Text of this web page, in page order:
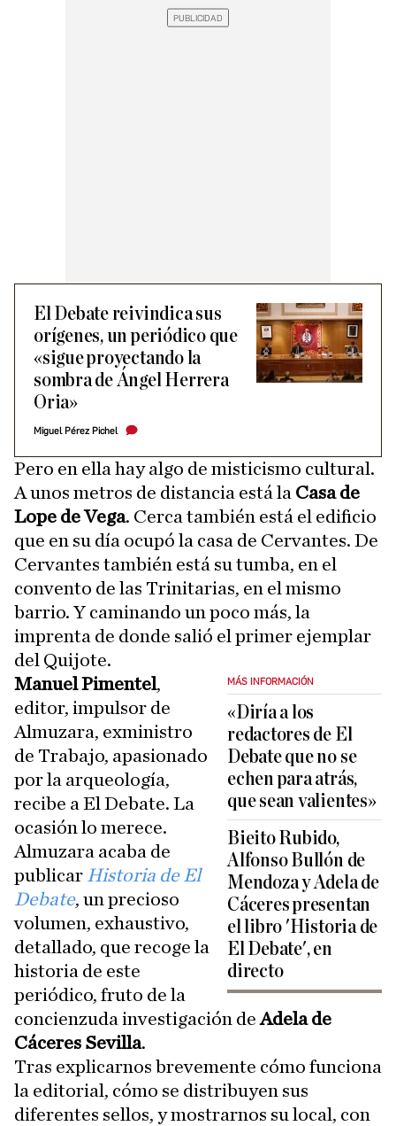
El Debate reivindica sus
orígenes, un periódico que
«sigue proyectando la
sombra de Ángel Herrera
Oria»
Miguel Pérez Pichel
Pero en ella hay algo de misticismo cultural.
A unos metros de distancia está la Casa de
Lope de Vega. Cerca también está el edificio
que en su día ocupó la casa de Cervantes. De
Cervantes también está su tumba, en el
convento de las Trinitarias, en el mismo
barrio. Y caminando un poco más, la
imprenta de donde salió el primer ejemplar
del Quijote.
MÁS INFORMACIÓN
«Diría a los
redactores de El
Debate que no se
echen para atrás,
que sean valientes»
Bieito Rubido,
Alfonso Bullón de
Mendoza y Adela de
Cáceres presentan
el libro 'Historia de
El Debate', en
directo
Manuel Pimentel,
editor, impulsor de
Almuzara, exministro
de Trabajo, apasionado
por la arqueología,
recibe a El Debate. La
ocasión lo merece.
Almuzara acaba de
publicar Historia de El
Debate, un precioso
volumen, exhaustivo,
detallado, que recoge la
historia de este
periódico, fruto de la
concienzuda investigación deAdela de
Cáceres Sevilla.
Tras explicarnos brevemente cómo funciona
la editorial, cómo se distribuyen sus
diferentes sellos, y mostrarnos su local, con